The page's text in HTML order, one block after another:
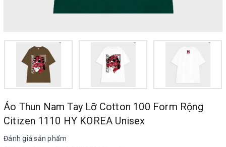
Áo Thun Nam Tay Lỡ Cotton 100 Form Rộng
Citizen 1110 HY KOREA Unisex
Đánh giá sản phẩm